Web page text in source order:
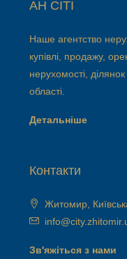
АН СІТІ
Наше агентство
купівлі, продажу,
нерухомості,
області.
Детальніше
Контакти
Житомир,
Зв'яжіться з нами